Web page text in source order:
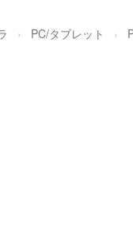
PC/タブレット